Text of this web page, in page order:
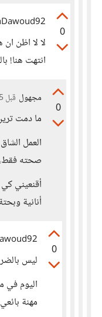
0
لا لا اظن ان
انتهت هنا!
0
مجهول قبل 5 سنوات
ما دمت
العمل
صحته فقط،
أقنعيني
أنانية
0
ليس
اليوم في
مهنة